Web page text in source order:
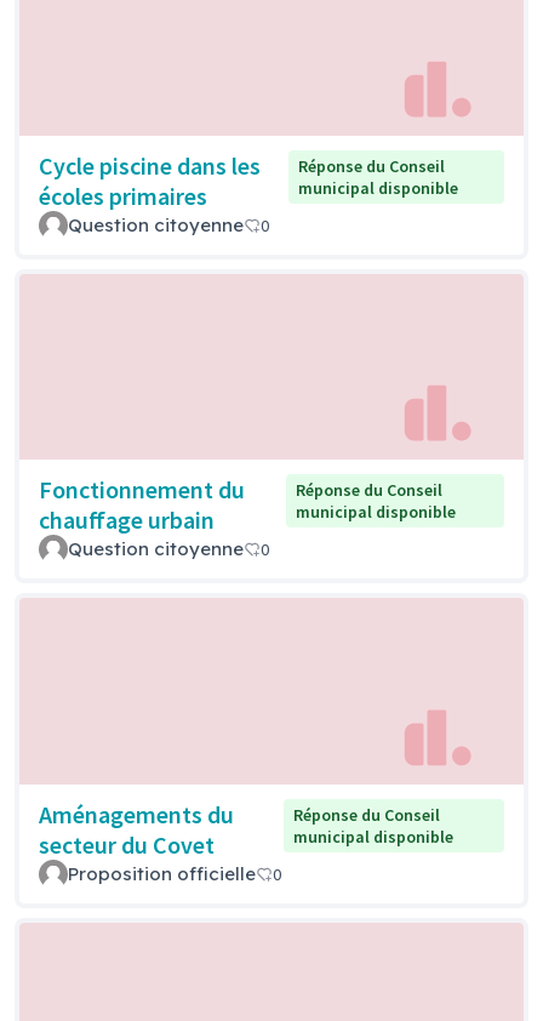
Cycle piscine dans les
écoles primaires
Réponse du Conseil
municipal disponible
Question citoyenne 0
Fonctionnement du
chauffage urbain
Réponse du Conseil
municipal disponible
Question citoyenne 0
Aménagements du
secteur du Covet
Réponse du Conseil
municipal disponible
Proposition officielle 0